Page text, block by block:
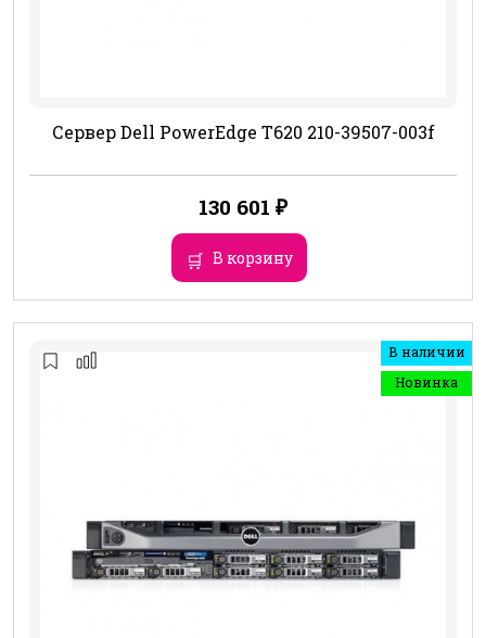
Сервер Dell PowerEdge T620 210-39507-003f
130 601 ₽
В корзину
В наличии
Новинка